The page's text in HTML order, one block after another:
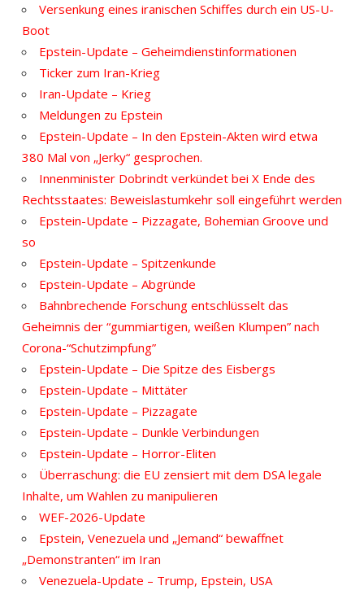
Versenkung eines iranischen Schiffes durch ein US-U-
Boot
Epstein-Update – Geheimdienstinformationen
Ticker zum Iran-Krieg
Iran-Update – Krieg
Meldungen zu Epstein
Epstein-Update – In den Epstein-Akten wird etwa
380 Mal von „Jerky“ gesprochen.
Innenminister Dobrindt verkündet bei X Ende des
Rechtsstaates: Beweislastumkehr soll eingeführt werden
Epstein-Update – Pizzagate, Bohemian Groove und
so
Epstein-Update – Spitzenkunde
Epstein-Update – Abgründe
Bahnbrechende Forschung entschlüsselt das
Geheimnis der “gummiartigen, weißen Klumpen” nach
Corona-“Schutzimpfung”
Epstein-Update – Die Spitze des Eisbergs
Epstein-Update – Mittäter
Epstein-Update – Pizzagate
Epstein-Update – Dunkle Verbindungen
Epstein-Update – Horror-Eliten
Überraschung: die EU zensiert mit dem DSA legale
Inhalte, um Wahlen zu manipulieren
WEF-2026-Update
Epstein, Venezuela und „Jemand“ bewaffnet
„Demonstranten“ im Iran
Venezuela-Update – Trump, Epstein, USA